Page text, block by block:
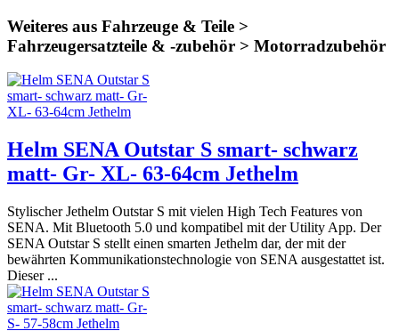
Weiteres aus Fahrzeuge & Teile >
Fahrzeugersatzteile & -zubehör > Motorradzubehör
Helm SENA Outstar S smart- schwarz
matt- Gr- XL- 63-64cm Jethelm
Stylischer Jethelm Outstar S mit vielen High Tech Features von
SENA. Mit Bluetooth 5.0 und kompatibel mit der Utility App. Der
SENA Outstar S stellt einen smarten Jethelm dar, der mit der
bewährten Kommunikationstechnologie von SENA ausgestattet ist.
Dieser ...